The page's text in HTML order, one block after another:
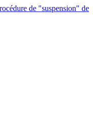
de "suspension" de